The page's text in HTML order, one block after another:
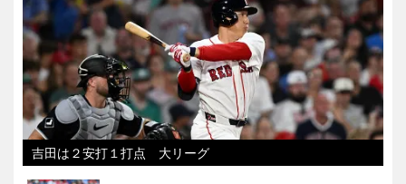
吉田は２安打１打点 大リーグ